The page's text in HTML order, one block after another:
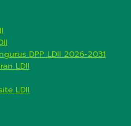
DPP LDII 2026-2031
LDII
LDII